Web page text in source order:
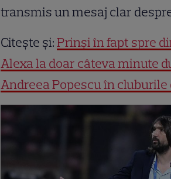
transmis un mesaj clar
Citește și:Prinși în fapt spre
Alexa la doar câteva minute
Andreea Popescu în cluburile